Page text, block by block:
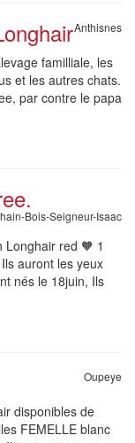
Anthisnes
familliale, les
et les autres chats.
par contre le papa
Bois-Seigneur-Isaac
Longhair red 🧡 1
auront les yeux
nés le 18juin, Ils
Oupeye
disponibles de
FEMELLE blanc